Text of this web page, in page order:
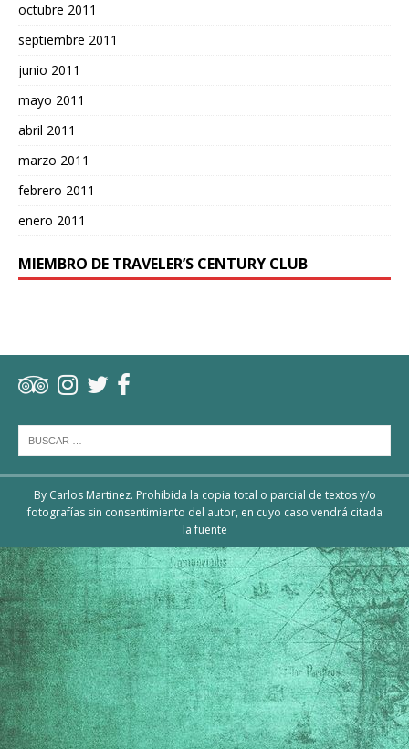
octubre 2011
septiembre 2011
junio 2011
mayo 2011
abril 2011
marzo 2011
febrero 2011
enero 2011
MIEMBRO DE TRAVELER’S CENTURY CLUB
By Carlos Martinez. Prohibida la copia total o parcial de textos y/o
fotografías sin consentimiento del autor, en cuyo caso vendrá citada
la fuente